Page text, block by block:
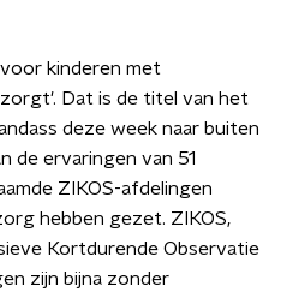
kinderen met
Dat is de titel van het
deze week naar buiten
de ervaringen van 51
ZIKOS-afdelingen
hebben gezet. ZIKOS,
Kortdurende Observatie
zijn bijna zonder